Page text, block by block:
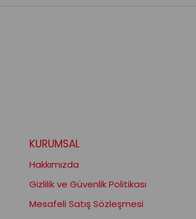
KURUMSAL
Hakkımızda
Gizlilik ve Güvenlik Politikası
Mesafeli Satış Sözleşmesi